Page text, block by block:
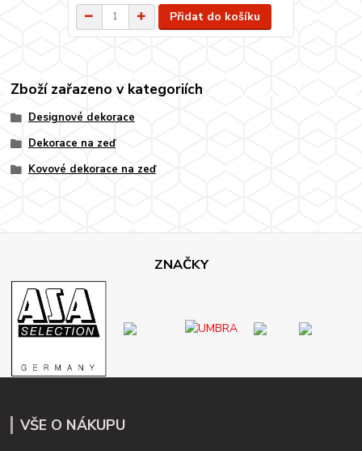
Přidat do košíku
Zboží zařazeno v kategoriích
Designové dekorace
Dekorace na zeď
Kovové dekorace na zeď
ZNAČKY
VŠE O NÁKUPU